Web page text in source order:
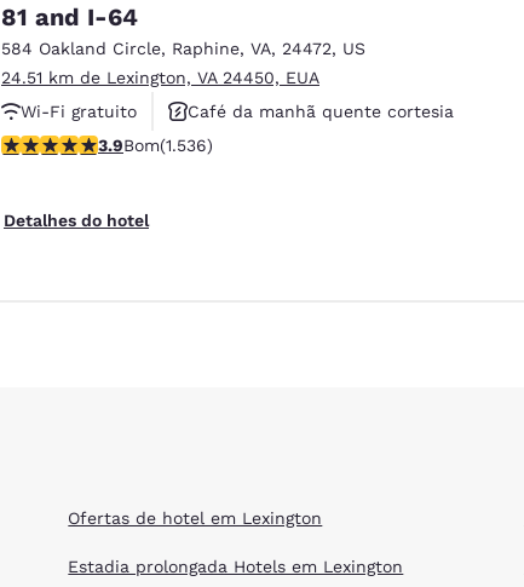
81 and I-64
584 Oakland Circle, Raphine, VA, 24472, US
24.51 km de Lexington, VA 24450, EUA
Wi-Fi gratuito
Café da manhã quente cortesia
Aceita animais de estimação
classificação 3.93 estrelas. Bom. 1536 avaliações
3.9Bom(1.536)
Detalhes do hotel
Ofertas de hotel em Lexington
Estadia prolongada Hotels em Lexington